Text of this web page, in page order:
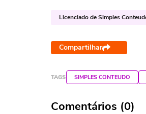
Licenciado de Simples
Compartilhar
TAGS SIMPLES CONTEUDO
Comentários (0)